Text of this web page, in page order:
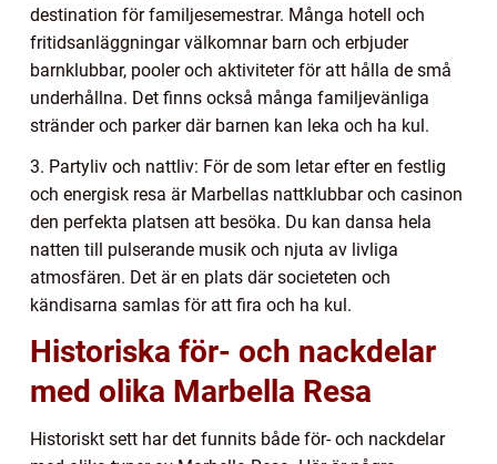
destination för familjesemestrar. Många hotell och
fritidsanläggningar välkomnar barn och erbjuder
barnklubbar, pooler och aktiviteter för att hålla de små
underhållna. Det finns också många familjevänliga
stränder och parker där barnen kan leka och ha kul.
3. Partyliv och nattliv: För de som letar efter en festlig
och energisk resa är Marbellas nattklubbar och casinon
den perfekta platsen att besöka. Du kan dansa hela
natten till pulserande musik och njuta av livliga
atmosfären. Det är en plats där societeten och
kändisarna samlas för att fira och ha kul.
Historiska för- och nackdelar
med olika Marbella Resa
Historiskt sett har det funnits både för- och nackdelar